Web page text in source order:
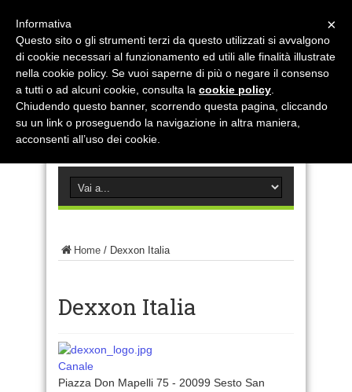
Home / Dexxon Italia
Dexxon Italia
Canale
Piazza Don Mapelli 75 - 20099 Sesto San
×
Informativa
Questo sito o gli strumenti terzi da questo utilizzati si avvalgono
di cookie necessari al funzionamento ed utili alle finalità illustrate
nella cookie policy. Se vuoi saperne di più o negare il consenso
a tutti o ad alcuni cookie, consulta la cookie policy
Chiudendo questo banner, scorrendo questa pagina, cliccando
su un link o proseguendo la navigazione in altra maniera,
acconsenti all’uso dei cookie.